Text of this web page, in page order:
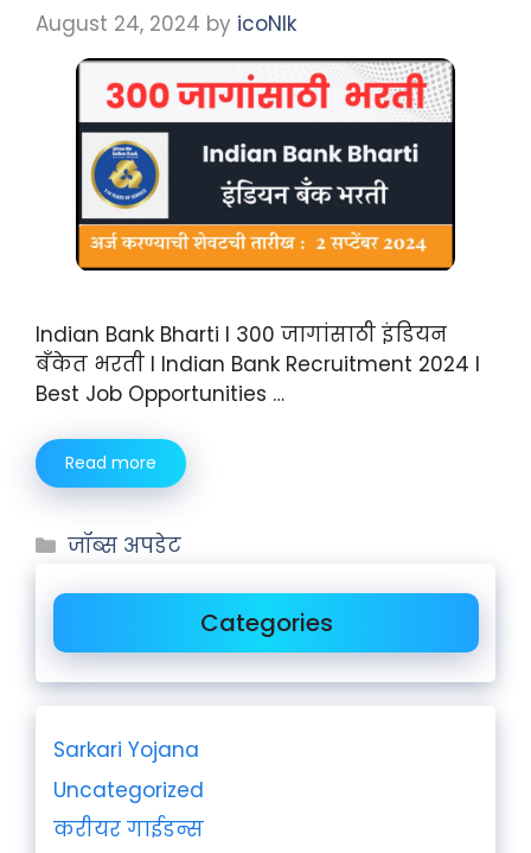
August 24, 2024 by icoNIk
Indian Bank Bharti I 300 जागांसाठी इंडियन
बँकेत भरती I Indian Bank Recruitment 2024 I
Best Job Opportunities …
Read more
जॉब्स अपडेट
Categories
Sarkari Yojana
Uncategorized
करीयर गाईडन्स